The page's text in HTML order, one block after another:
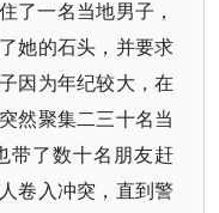
了一名当地男子，
她的石头，并要求
因为年纪较大，在
然聚集二三十名当
带了数十名朋友赶
卷入冲突，直到警